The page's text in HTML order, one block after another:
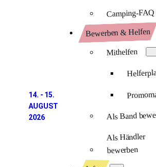
14. - 15.
AUGUST
2026
Camping-FAQ
Bewerben & Helfen
Mithelfen
Als Band
Als Händler
bewerben